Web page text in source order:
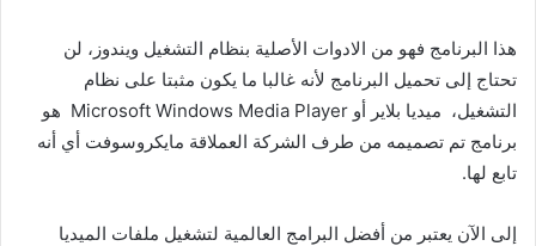
هذا البرنامج فهو من الادوات الأصلية بنظام التشغيل ويندوز، لن
تحتاج إلى تحميل البرنامج لأنه غالبا ما يكون مثبتا على نظام
التشغيل، ميديا بلاير أو Microsoft Windows Media Player هو
برنامج تم تصميمه من طرف الشركة العملاقة مايكروسوفت أي أنه
تابع لها.
إلى الآن يعتبر من أفضل البرامج العالمية لتشغيل ملفات الميديا